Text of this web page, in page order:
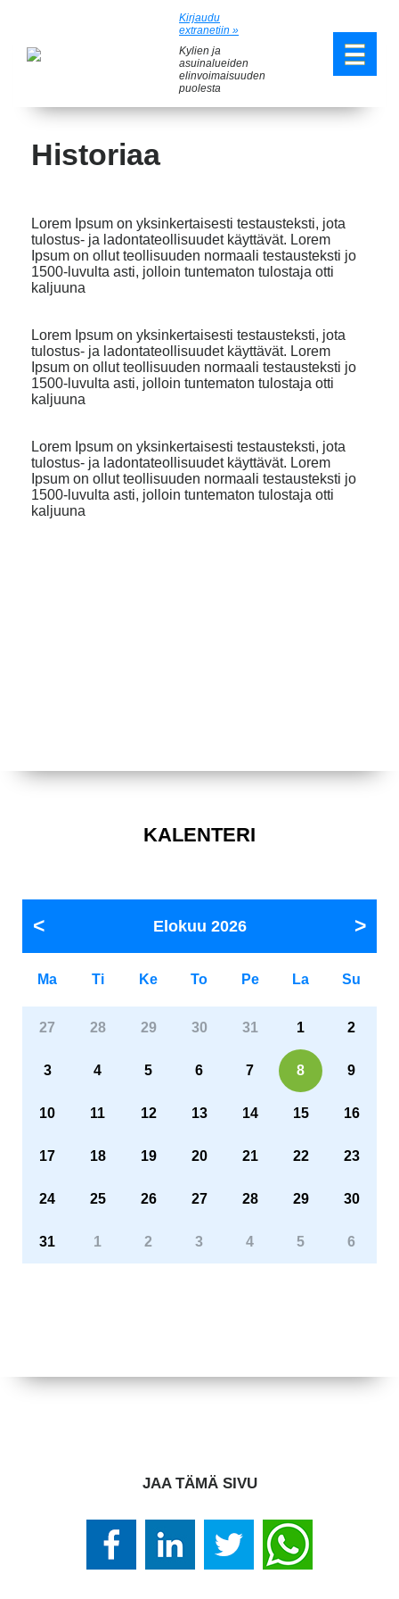
Kirjaudu
extranetiin »
Kylien ja
asuinalueiden
elinvoimaisuuden
puolesta
Historiaa
Lorem Ipsum on yksinkertaisesti testausteksti, jota
tulostus- ja ladontateollisuudet käyttävät. Lorem
Ipsum on ollut teollisuuden normaali testausteksti jo
1500-luvulta asti, jolloin tuntematon tulostaja otti
kaljuuna
Lorem Ipsum on yksinkertaisesti testausteksti, jota
tulostus- ja ladontateollisuudet käyttävät. Lorem
Ipsum on ollut teollisuuden normaali testausteksti jo
1500-luvulta asti, jolloin tuntematon tulostaja otti
kaljuuna
Lorem Ipsum on yksinkertaisesti testausteksti, jota
tulostus- ja ladontateollisuudet käyttävät. Lorem
Ipsum on ollut teollisuuden normaali testausteksti jo
1500-luvulta asti, jolloin tuntematon tulostaja otti
kaljuuna
KALENTERI
Elokuu 2026
Ma Ti Ke To Pe La Su
27 28 29 30 31 1 2
3 4 5 6 7 8 9
10 11 12 13 14 15 16
17 18 19 20 21 22 23
24 25 26 27 28 29 30
31 1 2 3 4 5 6
JAA TÄMÄ SIVU